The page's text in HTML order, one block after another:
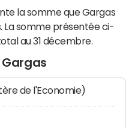
la somme que Gargas
La somme présentée ci-
au 31 décembre.
de l'Economie)